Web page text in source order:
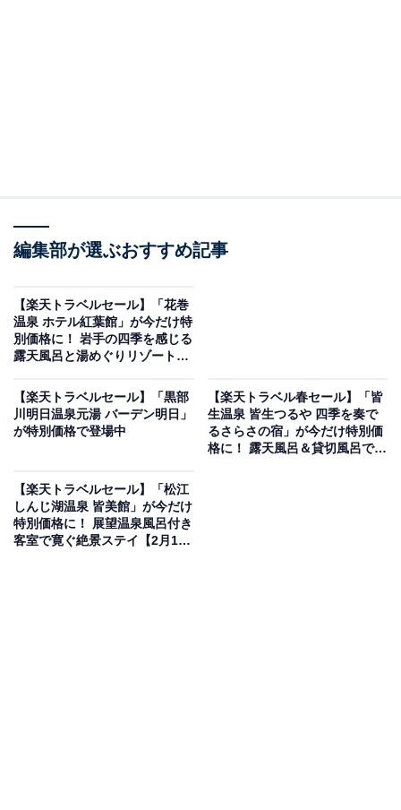
「湯西川温泉 彩り湯かしき 花と華」は現在特別価格で宿
楽天トラベルでホテルを見る
この宿泊施設のおすすめポイントは？
編集部が選ぶおすすめ記事
【楽天トラベルセール】「花巻
温泉 ホテル紅葉館」が今だけ特
別価格に！ 岩手の四季を感じる
露天風呂と湯めぐりリゾート宿
【楽天トラベルセール】「黒部
川明日温泉元湯 バーデン明日」
が特別価格で登場中
【楽天トラベル春セール】「皆
生温泉 皆生つるや 四季を奏で
るさらさの宿」が今だけ特別価
格に！ 露天風呂＆貸切風呂で過
【楽天トラベルセール】「松江
しんじ湖温泉 皆美館」が今だけ
特別価格に！ 展望温泉風呂付き
客室で寛ぐ絶景ステイ【2月19